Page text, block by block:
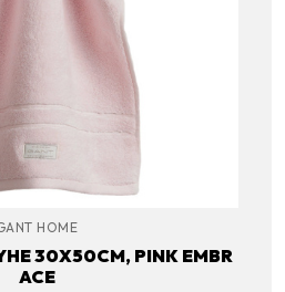
HOME
30X50CM, PINK EMBR
ACE